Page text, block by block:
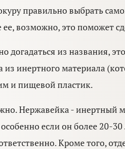
правильно выбрать
возможно, это поможет
догадаться из названия,
инертного материала
и пищевой пластик.
Нержавейка - инертный
если он более 20-
Кроме того,